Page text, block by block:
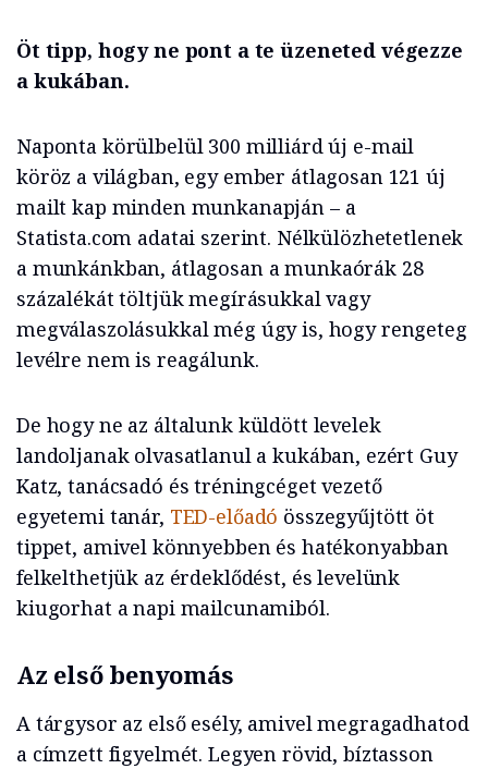
Öt tipp, hogy ne pont a te üzeneted végezze
a kukában.
Naponta körülbelül 300 milliárd új e-mail
köröz a világban, egy ember átlagosan 121 új
mailt kap minden munkanapján – a
Statista.com adatai szerint. Nélkülözhetetlenek
a munkánkban, átlagosan a munkaórák 28
százalékát töltjük megírásukkal vagy
megválaszolásukkal még úgy is, hogy rengeteg
levélre nem is reagálunk.
De hogy ne az általunk küldött levelek
landoljanak olvasatlanul a kukában, ezért Guy
Katz, tanácsadó és tréningcéget vezető
egyetemi tanár, TED-előadó összegyűjtött öt
tippet, amivel könnyebben és hatékonyabban
felkelthetjük az érdeklődést, és levelünk
kiugorhat a napi mailcunamiból.
Az első benyomás
A tárgysor az első esély, amivel megragadhatod
a címzett figyelmét. Legyen rövid, bíztasson